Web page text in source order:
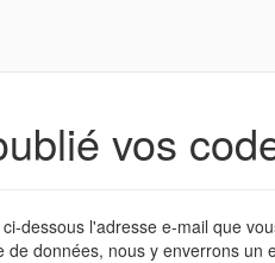
vos
dessous l'adresse e-mail que
données, nous y enverrons